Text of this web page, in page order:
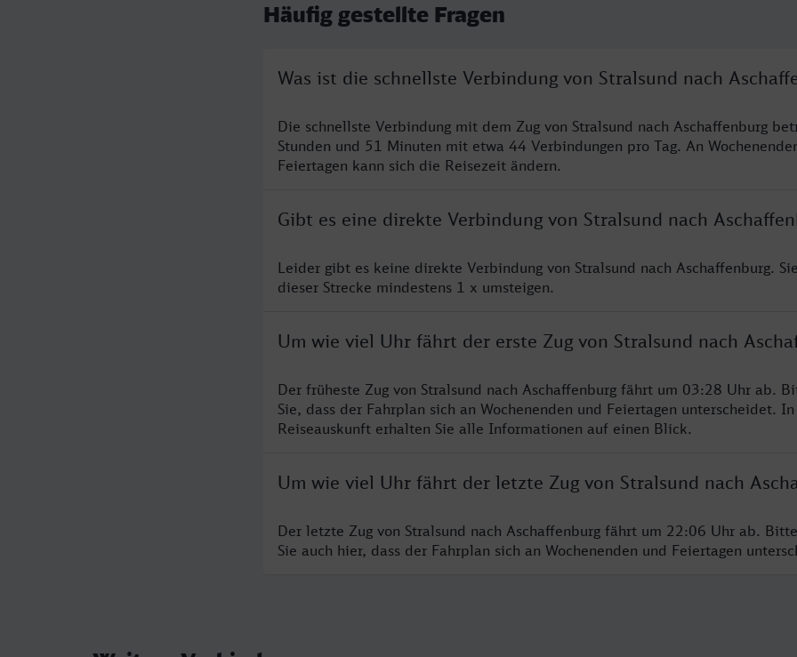
Häufig gestellte Fragen
Was ist die schnellste Verbindung von Stralsund nach
Die schnellste Verbindung mit dem Zug von Stralsund nach Aschaffenburg
Stunden und 51 Minuten mit etwa 44 Verbindungen pro Tag. An
Feiertagen kann sich die Reisezeit ändern.
Gibt es eine direkte Verbindung von Stralsund nach
Leider gibt es keine direkte Verbindung von Stralsund nach Aschaffenburg.
dieser Strecke mindestens 1 x umsteigen.
Um wie viel Uhr fährt der erste Zug von Stralsund nach
Der früheste Zug von Stralsund nach Aschaffenburg fährt um 03:28 Uhr ab.
Sie, dass der Fahrplan sich an Wochenenden und Feiertagen unterscheidet.
Reiseauskunft erhalten Sie alle Informationen auf einen Blick.
Um wie viel Uhr fährt der letzte Zug von Stralsund nach
Der letzte Zug von Stralsund nach Aschaffenburg fährt um 22:06 Uhr ab.
Sie auch hier, dass der Fahrplan sich an Wochenenden und Feiertagen